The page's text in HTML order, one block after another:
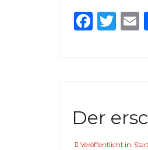
Der
Veröffentlicht in: Start